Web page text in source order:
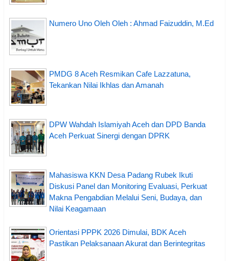
Numero Uno Oleh Oleh : Ahmad Faizuddin, M.Ed
PMDG 8 Aceh Resmikan Cafe Lazzatuna,
Tekankan Nilai Ikhlas dan Amanah
DPW Wahdah Islamiyah Aceh dan DPD Banda
Aceh Perkuat Sinergi dengan DPRK
Mahasiswa KKN Desa Padang Rubek Ikuti
Diskusi Panel dan Monitoring Evaluasi, Perkuat
Makna Pengabdian Melalui Seni, Budaya, dan
Nilai Keagamaan
Orientasi PPPK 2026 Dimulai, BDK Aceh
Pastikan Pelaksanaan Akurat dan Berintegritas